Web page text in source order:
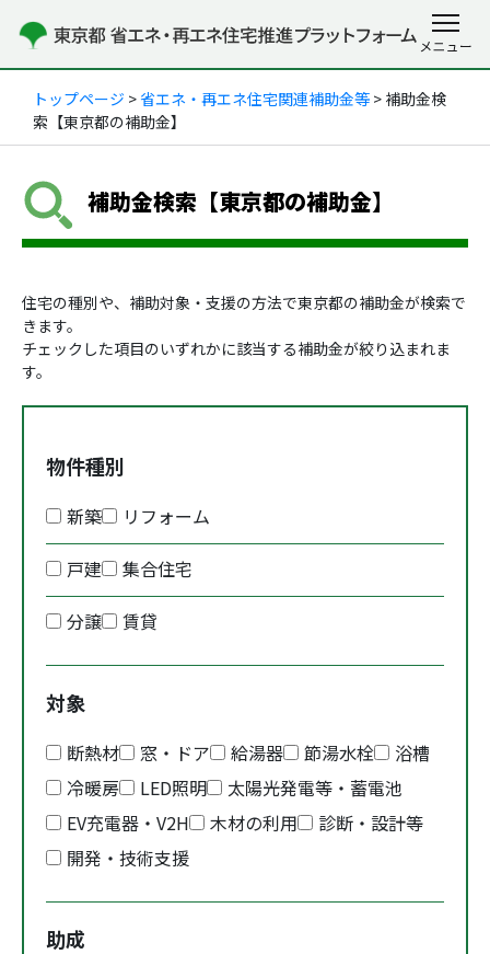
トップページ > 省エネ・再エネ住宅関連補助金等 > 補助金検
索【東京都の補助金】
補助金検索【東京都の補助金】
住宅の種別や、補助対象・支援の方法で東京都の補助金が検索で
きます。
チェックした項目のいずれかに該当する補助金が絞り込まれま
す。
物件種別
新築
リフォーム
戸建
集合住宅
分譲
賃貸
対象
断熱材 窓・ドア 給湯器 節湯水栓
浴槽
冷暖房
LED照明
太陽光発電等・蓄電池
EV充電器・V2H
木材の利用
診断・設計等
開発・技術支援
助成